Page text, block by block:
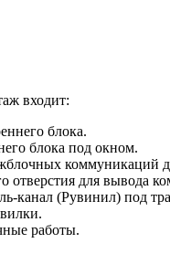
входит:
блока.
блока под окном.
коммуникаций
отверстия для вывода
канал (Рувинил) под
работы.